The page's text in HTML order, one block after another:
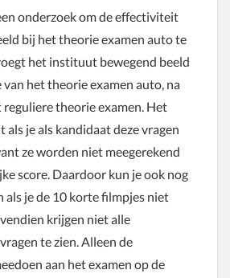
onderzoek om de effectiviteit
bij het theorie examen auto te
het instituut bewegend beeld
het theorie examen auto, na
theorie examen. Het
als je als kandidaat deze vragen
ze worden niet meegerekend
score. Daardoor kun je ook nog
als je de 10 korte filmpjes niet
krijgen niet alle
te zien. Alleen de
aan het examen op de